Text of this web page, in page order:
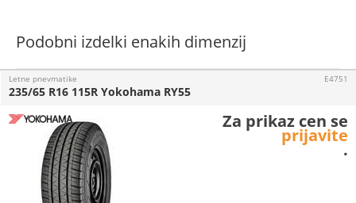
Podobni izdelki enakih dimenzij
Letne pnevmatike
235/65 R16 115R Yokohama RY55
E4751
Za prikaz cen se
prijavite
.